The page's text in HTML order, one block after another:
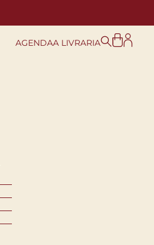
AGENDAA LIVRARIA